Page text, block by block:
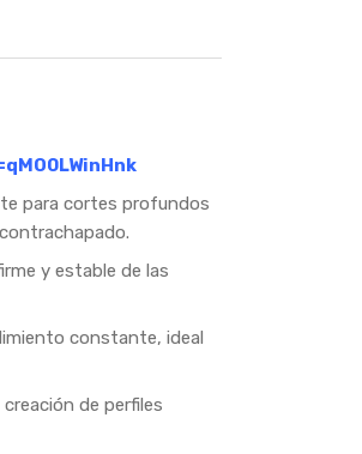
para cortes profundos
y estable de las
constante, ideal
de perfiles